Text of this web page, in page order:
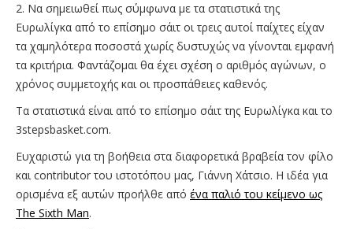
2. Να σημειωθεί πως σύμφωνα με τα στατιστικά της
Ευρωλίγκα από το επίσημο σάιτ οι τρεις αυτοί παίχτες είχαν
τα χαμηλότερα ποσοστά χωρίς δυστυχώς να γίνονται εμφανή
τα κριτήρια. Φαντάζομαι θα έχει σχέση ο αριθμός αγώνων, ο
χρόνος συμμετοχής και οι προσπάθειες καθενός.
Tα στατιστικά είναι από το επίσημο σάιτ της Ευρωλίγκα και το
3stepsbasket.com.
Ευχαριστώ για τη βοήθεια στα διαφορετικά βραβεία τον φίλο
και contributor του ιστοτόπου μας, Γιάννη Χάτσιο. Η ιδέα για
ορισμένα εξ αυτών προήλθε από ένα παλιό του κείμενο ως
The Sixth Man.